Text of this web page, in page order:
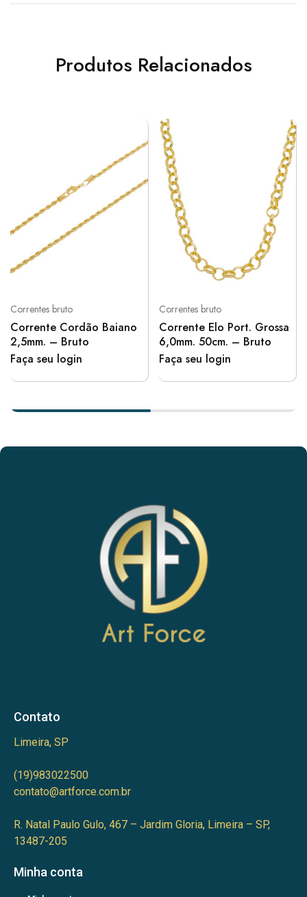
Produtos Relacionados
Correntes bruto
Corrente Cordão Baiano
2,5mm. – Bruto
Faça seu login
Correntes bruto
Corrente Elo Port. Grossa
6,0mm. 50cm. – Bruto
Faça seu login
Contato
Limeira, SP
(19)983022500
contato@artforce.com.br
R. Natal Paulo Gulo, 467 – Jardim Gloria, Limeira – SP,
13487-205
Minha conta